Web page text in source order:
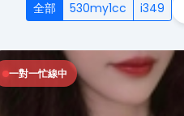
全部 530my1cc i349
一對一忙線中